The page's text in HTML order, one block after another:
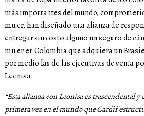
más importantes del mundo,
mujer, han diseñado una alianza de
entregar sin costo alguno un seguro de
mujer en Colombia que adquiera un
por medio las de las ejecutivas de venta
Leonisa.
“Esta alianza con Leonisa es trascendental y
primera vez en el mundo que Cardif